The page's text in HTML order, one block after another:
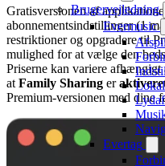
Brugervejledning
Evermusic
Evertag
Gratisversionen af
abonnementsindstillinger (1
restriktioner og opgradere til
mulighed for at vælge den
Priserne kan variere
at Family Sharing er
Premium-versionen med dine